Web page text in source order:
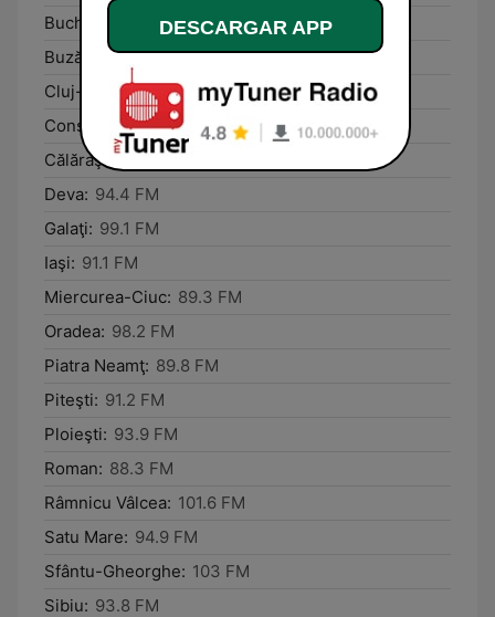
Bucharest:
90.8 FM
Buzău:
105.6 FM
Cluj-Napoca: 89.4 FM
Constanţa: 89.4 FM
Călăraşi: 101.8 FM
Deva: 94.4 FM
Galaţi: 99.1 FM
Iaşi: 91.1 FM
Miercurea-Ciuc: 89.3 FM
Oradea: 98.2 FM
Piatra Neamţ: 89.8 FM
Piteşti: 91.2 FM
Ploieşti: 93.9 FM
Roman: 88.3 FM
Râmnicu Vâlcea: 101.6 FM
Satu Mare: 94.9 FM
Sfântu-Gheorghe: 103 FM
Sibiu: 93.8 FM
DESCARGAR APP